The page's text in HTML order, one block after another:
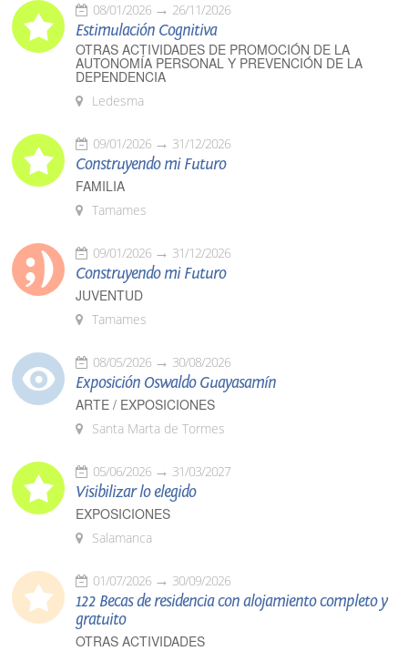
08/01/2026 26/11/2026
Estimulación Cognitiva
OTRAS ACTIVIDADES DE PROMOCIÓN DE LA
AUTONOMÍA PERSONAL Y PREVENCIÓN DE LA
DEPENDENCIA
Ledesma
09/01/2026 31/12/2026
Construyendo mi Futuro
FAMILIA
Tamames
09/01/2026 31/12/2026
Construyendo mi Futuro
JUVENTUD
Tamames
08/05/2026 30/08/2026
Exposición Oswaldo Guayasamín
ARTE / EXPOSICIONES
Santa Marta de Tormes
05/06/2026 31/03/2027
Visibilizar lo elegido
EXPOSICIONES
Salamanca
01/07/2026 30/09/2026
122 Becas de residencia con alojamiento completo y
gratuito
OTRAS ACTIVIDADES